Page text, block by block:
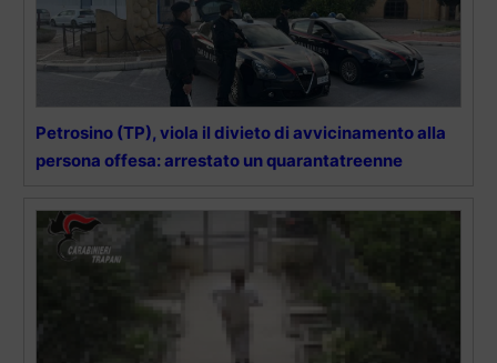
Petrosino (TP), viola il divieto di avvicinamento alla
persona offesa: arrestato un quarantatreenne